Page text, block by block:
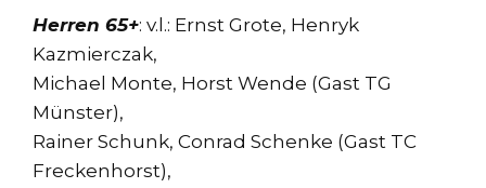
Herren 65+: v.l.: Ernst Grote, Henryk
Kazmierczak,
Michael Monte, Horst Wende (Gast TG
Münster),
Rainer Schunk, Conrad Schenke (Gast TC
Freckenhorst),